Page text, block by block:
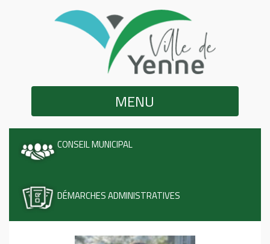
MENU
CONSEIL MUNICIPAL
DÉMARCHES ADMINISTRATIVES